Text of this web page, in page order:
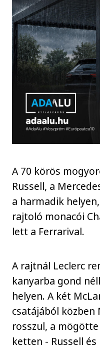
A 70 körös
Russell, a
a harmadik
rajtoló monacói
lett a Ferrarival.
A rajtnál Leclerc
kanyarba gond
helyen. A két
csatájából
rosszul, a
ketten - Russell